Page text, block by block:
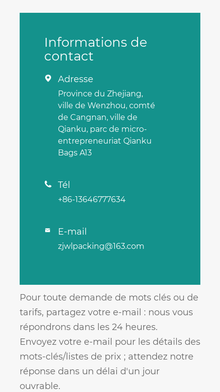
Informations de
contact
 Adresse
Province du Zhejiang,
ville de Wenzhou, comté
de Cangnan, ville de
Qianku, parc de micro-
entrepreneuriat Qianku
Bags A13
 Tél
+86-13646777634
 E-mail
zjwlpacking@163.com
Pour toute demande de mots clés ou de
tarifs, partagez votre e-mail : nous vous
répondrons dans les 24 heures.
Envoyez votre e-mail pour les détails des
mots-clés/listes de prix ; attendez notre
réponse dans un délai d'un jour
ouvrable.